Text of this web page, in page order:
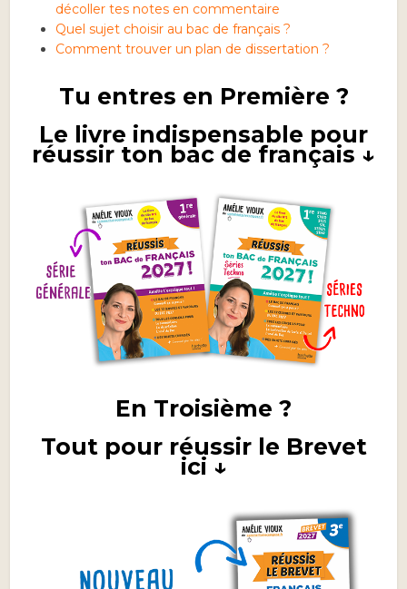
décoller tes notes en commentaire
Quel sujet choisir au bac de français ?
Comment trouver un plan de dissertation ?
Tu entres en Première ?
Le livre indispensable pour
réussir ton bac de français ↓
En Troisième ?
Tout pour réussir le Brevet
ici ↓